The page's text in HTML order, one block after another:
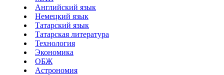
Английский язык
Немецкий язык
Татарский язык
Татарская литература
Технология
Экономика
ОБЖ
Астрономия